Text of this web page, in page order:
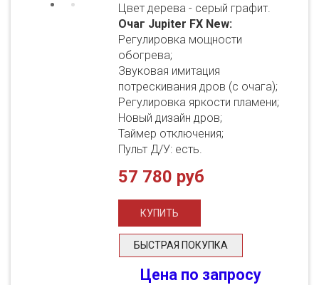
Цвет дерева - серый графит.
Очаг Jupiter FX New:
Регулировка мощности
обогрева;
Звуковая имитация
потрескивания дров (с очага);
Регулировка яркости пламени;
Новый дизайн дров;
Таймер отключения;
Пульт Д/У: есть.
57 780 руб
БЫСТРАЯ ПОКУПКА
Цена по запросу